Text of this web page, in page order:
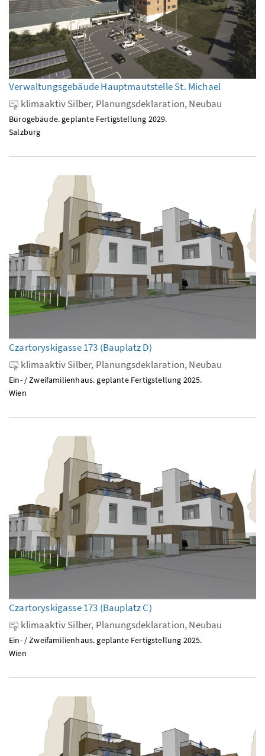
Verwaltungsgebäude Hauptmautstelle St. Michael
klimaaktiv Silber, Planungsdeklaration, Neubau
Bürogebäude. geplante Fertigstellung 2029.
Salzburg
Czartoryskigasse 173 (Bauplatz D)
klimaaktiv Silber, Planungsdeklaration, Neubau
Ein- / Zweifamilienhaus. geplante Fertigstellung 2025.
Wien
Czartoryskigasse 173 (Bauplatz C)
klimaaktiv Silber, Planungsdeklaration, Neubau
Ein- / Zweifamilienhaus. geplante Fertigstellung 2025.
Wien